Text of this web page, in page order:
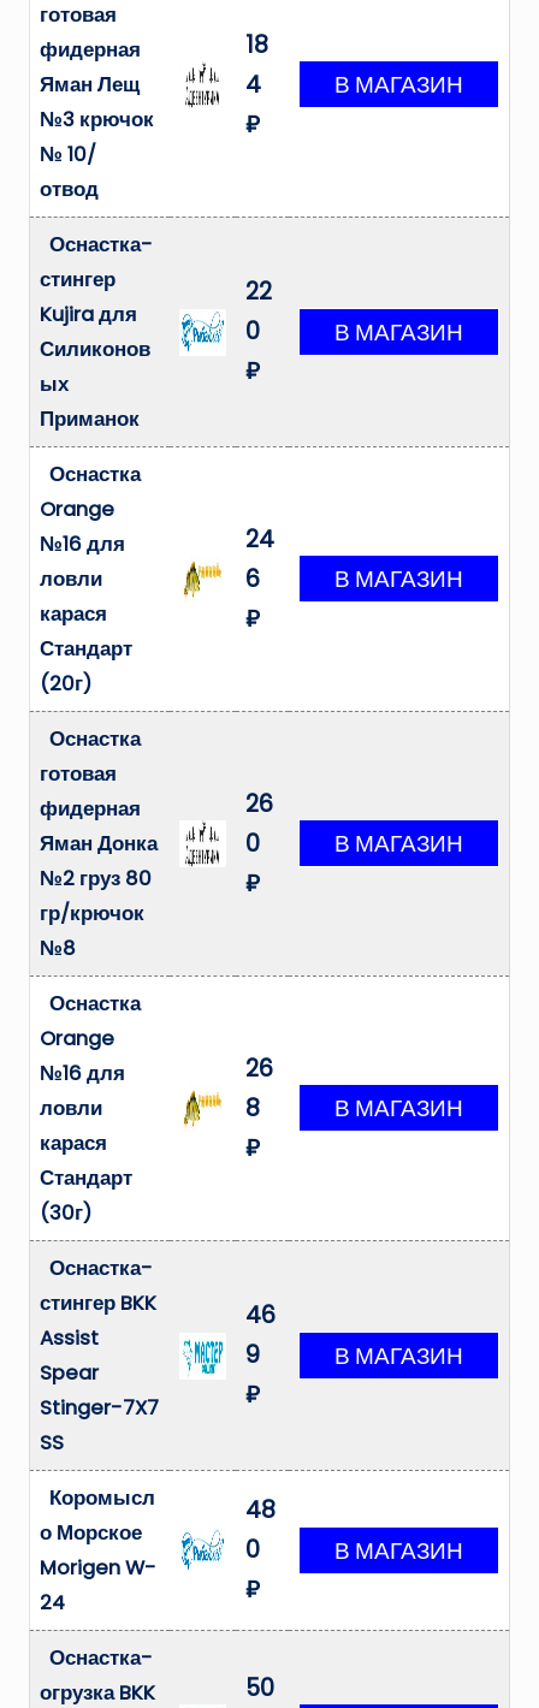
готовая
фидерная
Яман Лещ
№3 крючок
№ 10/
отвод
18
4
₽
Оснастка-
стингер
Kujira для
Силиконов
ых
Приманок
22
0
₽
Оснастка
Orange
№16 для
ловли
карася
Стандарт
(20г)
24
6
₽
Оснастка
готовая
фидерная
Яман Донка
№2 груз 80
гр/крючок
№8
26
0
₽
Оснастка
Orange
№16 для
ловли
карася
Стандарт
(30г)
26
8
₽
Оснастка-
стингер BKK
Assist
Spear
Stinger-7X7
SS
46
9
₽
Коромысл
о Морское
Morigen W-
24
48
0
₽
Оснастка-
огрузка BKK
50